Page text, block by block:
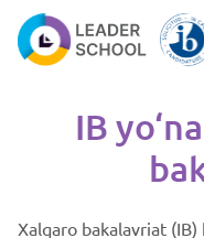
IB
Xalqaro bakalavriat (IB)